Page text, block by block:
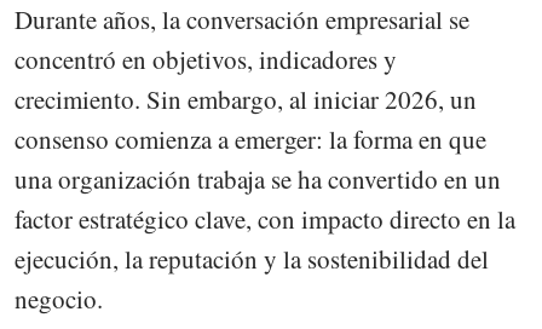
Durante años, la conversación empresarial se
concentró en objetivos, indicadores y
crecimiento. Sin embargo, al iniciar 2026, un
consenso comienza a emerger: la forma en que
una organización trabaja se ha convertido en un
factor estratégico clave, con impacto directo en la
ejecución, la reputación y la sostenibilidad del
negocio.